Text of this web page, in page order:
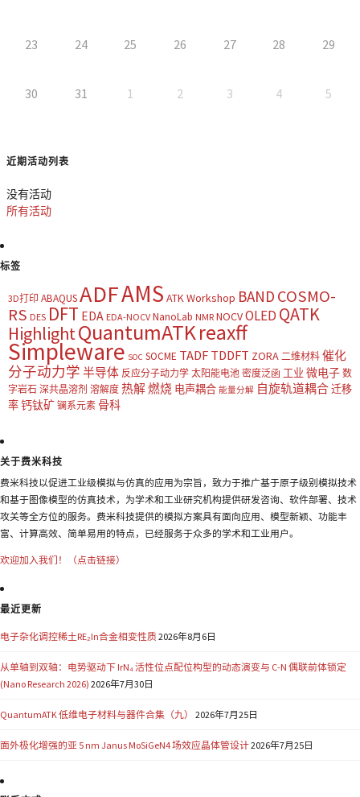
23 24 25 26 27 28 29
30 31 1 2 3 4 5
近期活动列表
没有活动
所有活动
标签
3D打印 ABAQUSADFAMS ATK Workshop BAND COSMO-
RS DES DFT EDA EDA-NOCV NanoLab NMR NOCVOLED QATK
HighlightQuantumATKreaxff
Simpleware SOC SOCME TADF TDDFT ZORA 二维材料 催化
分子动力学 半导体 反应分子动力学 太阳能电池 密度泛函 工业 微电子 数
字岩石 深共晶溶剂 溶解度 热解燃烧 电声耦合 能量分解 自旋轨道耦合迁移
率钙钛矿 镧系元素 骨科
关于费米科技
费米科技以促进工业级模拟与仿真的应用为宗旨，致力于推广基于原子级别模拟技术
和基于图像模型的仿真技术，为学术和工业研究机构提供研发咨询、软件部署、技术
攻关等全方位的服务。费米科技提供的模拟方案具有面向应用、模型新颖、功能丰
富、计算高效、简单易用的特点，已经服务于众多的学术和工业用户。
欢迎加入我们！（点击链接）
最近更新
电子杂化调控稀土RE₂In合金相变性质2026年8月6日
从单轴到双轴：电势驱动下 IrN₄ 活性位点配位构型的动态演变与 C-N 偶联前体锁定
(Nano Research 2026) 2026年7月30日
QuantumATK 低维电子材料与器件合集（九） 2026年7月25日
面外极化增强的亚 5 nm Janus MoSiGeN4 场效应晶体管设计2026年7月25日